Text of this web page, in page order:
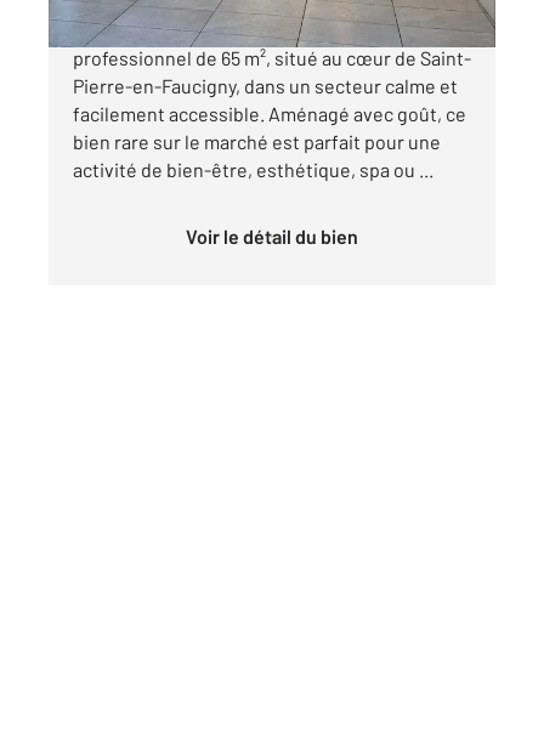
Venez découvrir ce magnifique local
professionnel de 65 m², situé au cœur de Saint-
Pierre-en-Faucigny, dans un secteur calme et
facilement accessible. Aménagé avec goût, ce
bien rare sur le marché est parfait pour une
activité de bien-être, esthétique, spa ou ...
Voir le détail du bien